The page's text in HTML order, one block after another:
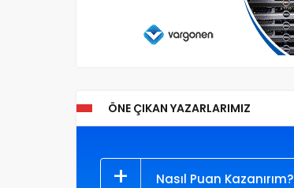
ÖNE ÇIKAN YAZARLARIMIZ
Nasıl Puan Kazanırım?